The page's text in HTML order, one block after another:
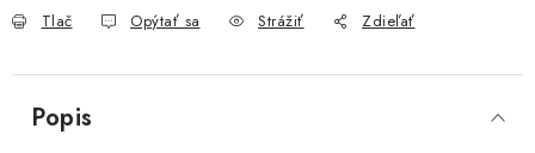
Tlač Opýtať sa Strážiť Zdieľať
Popis